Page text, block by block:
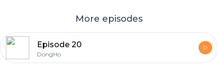
More episodes
Episode 20
DongHo